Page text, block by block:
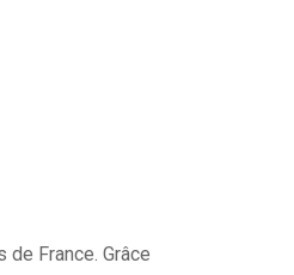
France. Grâce